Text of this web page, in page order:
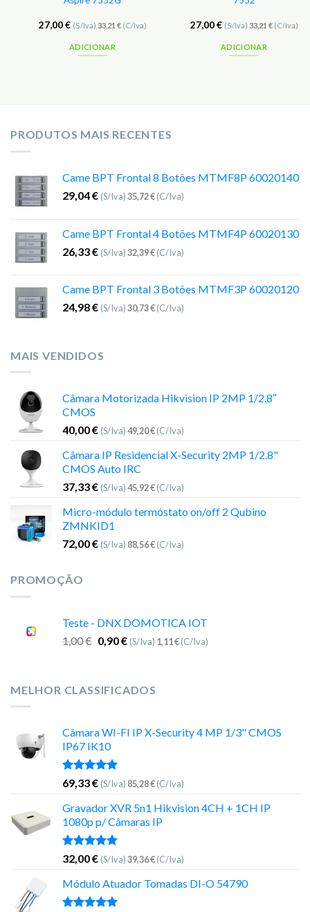
27,00€ (S/Iva) 33,21 €(C/Iva)
ADICIONAR
27,00€ (S/Iva) 33,21 €(C/Iva)
ADICIONAR
PRODUTOS MAIS RECENTES
Came BPT Frontal 8 Botões MTMF8P 60020140
29,04€ (S/Iva)35,72€(C/Iva)
Came BPT Frontal 4 Botões MTMF4P 60020130
26,33€ (S/Iva)32,39€(C/Iva)
Came BPT Frontal 3 Botões MTMF3P 60020120
24,98€ (S/Iva)30,73€(C/Iva)
MAIS VENDIDOS
Câmara Motorizada Hikvision IP 2MP 1/2.8″
CMOS
40,00€ (S/Iva)49,20€(C/Iva)
Câmara IP Residencial X-Security 2MP 1/2.8"
CMOS Auto IRC
37,33€ (S/Iva)45,92€(C/Iva)
Micro-módulo termóstato on/off 2 Qubino
ZMNKID1
72,00€ (S/Iva) 88,56€(C/Iva)
PROMOÇÃO
Teste - DNX DOMOTICA IOT
1,00€ 0,90€ (S/Iva) 1,11€(C/Iva)
MELHOR CLASSIFICADOS
Câmara WI-FI IP X-Security 4 MP 1/3" CMOS
IP67 IK10
Avaliação
5.00
de 5
69,33€ (S/Iva) 85,28€(C/Iva)
Gravador XVR 5n1 Hikvision 4CH + 1CH IP
1080p p/ Câmaras IP
Avaliação
5.00
de 5
32,00€ (S/Iva)39,36€(C/Iva)
Módulo Atuador Tomadas DI-O 54790